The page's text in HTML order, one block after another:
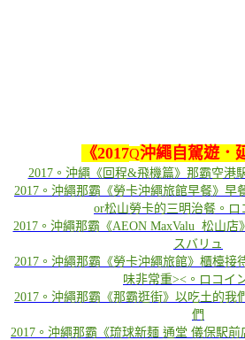
《2017Q沖繩自駕遊．
2017。沖繩《回程&飛機篇》那霸空港
2017。沖繩那霸《勞卡沖繩旅館早餐》早
or松山勞卡的三明治餐。ロ
2017。沖繩那霸《AEON MaxValu 松山店
スバリュ
2017。沖繩那霸《勞卡沖繩旅館》櫃檯接
味非常重><。ロコイ
2017。沖繩那霸《那霸逛街》以吃土的我
們
2017。沖繩那霸《琉球新麺 通堂 儀保駅